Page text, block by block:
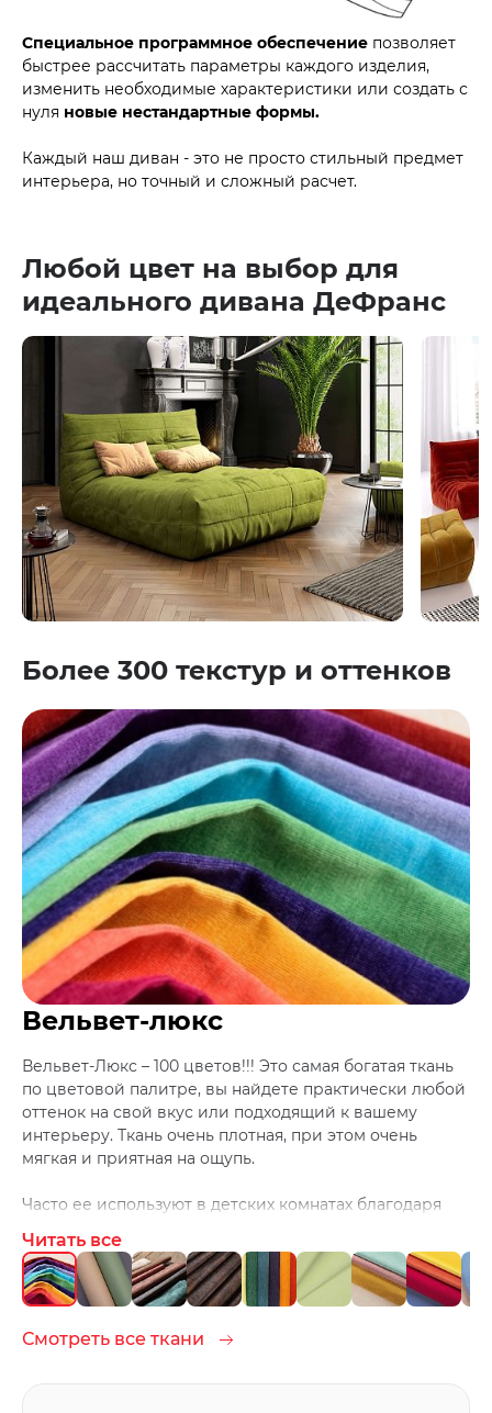
Специальное программное обеспечение позволяет
быстрее рассчитать параметры каждого изделия,
изменить необходимые характеристики или создать с
нуля новые нестандартные формы.
Каждый наш диван - это не просто стильный предмет
интерьера, но точный и сложный расчет.
Любой цвет на выбор для
идеального дивана ДеФранс
Более 300 текстур и оттенков
Смотреть все ткани
Вельвет-люкс
Вельвет-Люкс – 100 цветов!!! Это самая богатая ткань
по цветовой палитре, вы найдете практически любой
оттенок на свой вкус или подходящий к вашему
интерьеру. Ткань очень плотная, при этом очень
мягкая и приятная на ощупь.
Часто ее используют в детских комнатах благодаря
дети любят, что-нибудь испачкать ;)
Чистить ткань лучше средствами для домашней
Читать все